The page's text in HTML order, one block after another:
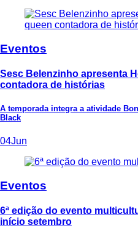
Eventos
Sesc Belenzinho apresenta
contadora de histórias
A temporada integra a atividade
Black
04Jun
Eventos
6ª edição do evento
início setembro